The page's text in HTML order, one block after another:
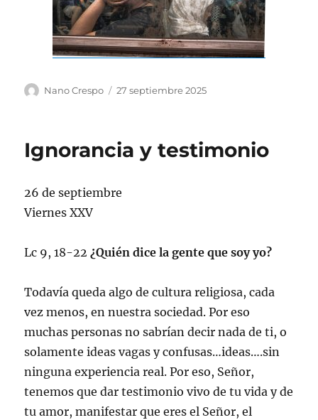
Autor
Nano Crespo
Publicado
27 septiembre 2025
Ignorancia y testimonio
26 de septiembre
Viernes XXV
Lc 9, 18-22 ¿Quién dice la gente que soy yo?
Todavía queda algo de cultura religiosa, cada
vez menos, en nuestra sociedad. Por eso
muchas personas no sabrían decir nada de ti, o
solamente ideas vagas y confusas…ideas….sin
ninguna experiencia real. Por eso, Señor,
tenemos que dar testimonio vivo de tu vida y de
tu amor, manifestar que eres el Señor, el